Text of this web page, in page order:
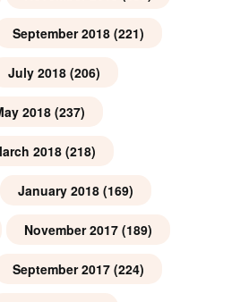
September 2018 (221)
July 2018 (206)
2018(237)
2018 (218)
January 2018 (169)
November 2017 (189)
September 2017 (224)